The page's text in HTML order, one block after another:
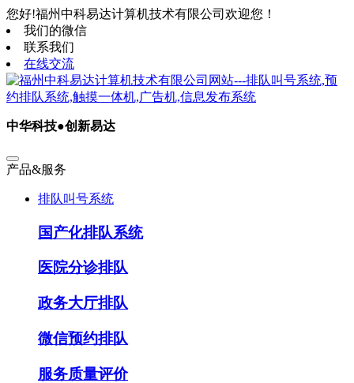
您好!福州中科易达计算机技术有限公司欢迎您！
我们的微信
联系我们
在线交流
中华科技●创新易达
产品&服务
排队叫号系统
国产化排队系统
医院分诊排队
政务大厅排队
微信预约排队
服务质量评价